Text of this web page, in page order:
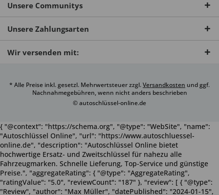
Unsere Communitys
Unsere Zahlungsarten
Wir versenden mit:
* Alle Preise inkl. gesetzl. Mehrwertsteuer zzgl.Versandkosten und ggf.
Nachnahmegebühren, wenn nicht anders beschrieben
© autoschlüssel-online.de
{ "@context": "https://schema.org", "@type": "WebSite", "name":
"Autoschlüssel Online", "url": "https://www.autoschluessel-
online.de", "description": "Autoschlüssel Online bietet
hochwertige Ersatz- und Zweitschlüssel für nahezu alle
Fahrzeugmarken. Schnelle Lieferung, Top-Service und günstige
Preise.", "aggregateRating": { "@type": "AggregateRating",
"ratingValue": "5.0", "reviewCount": "187" }, "review": [ { "@type":
"Review", "author": "Max Müller", "datePublished": "2024-01-15",